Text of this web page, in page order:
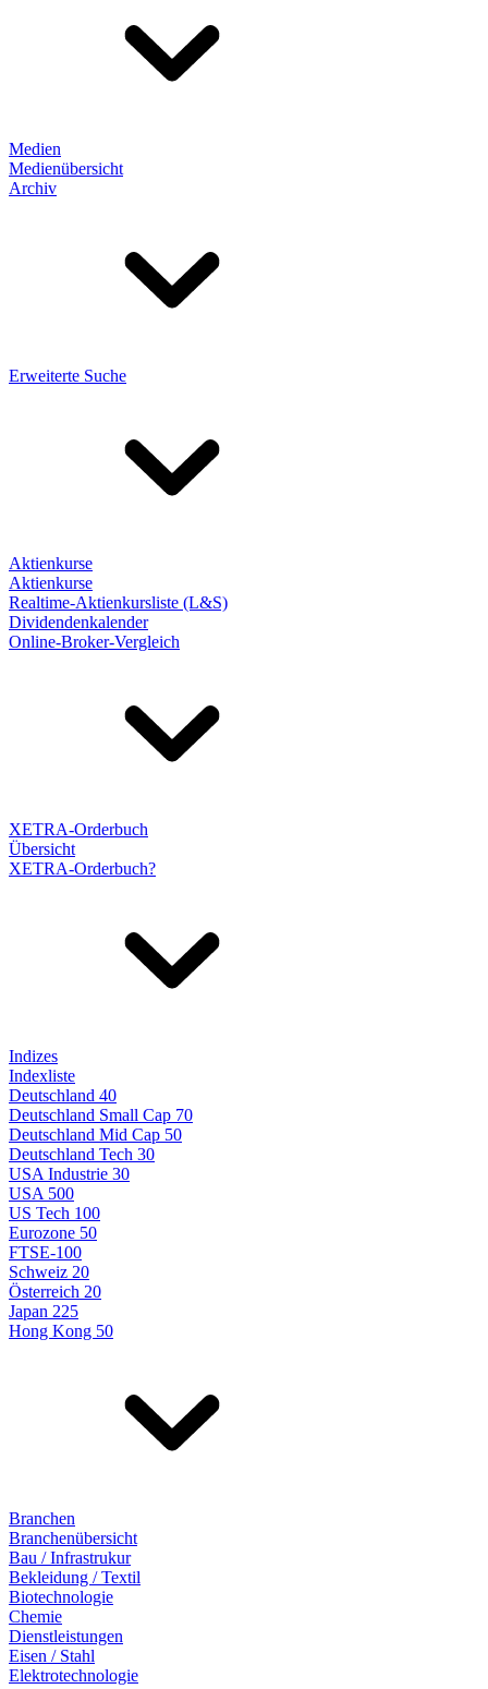
Medien
Medienübersicht
Archiv
Erweiterte Suche
Aktienkurse
Aktienkurse
Realtime-Aktienkursliste (L&S)
Dividendenkalender
Online-Broker-Vergleich
XETRA-Orderbuch
Übersicht
XETRA-Orderbuch?
Indizes
Indexliste
Deutschland 40
Deutschland Small Cap 70
Deutschland Mid Cap 50
Deutschland Tech 30
USA Industrie 30
USA 500
US Tech 100
Eurozone 50
FTSE-100
Schweiz 20
Österreich 20
Japan 225
Hong Kong 50
Branchen
Branchenübersicht
Bau / Infrastrukur
Bekleidung / Textil
Biotechnologie
Chemie
Dienstleistungen
Eisen / Stahl
Elektrotechnologie